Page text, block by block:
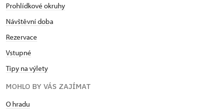
Prohlídkové okruhy
Návštěvní doba
Rezervace
Vstupné
Tipy na výlety
MOHLO BY VÁS ZAJÍMAT
O hradu